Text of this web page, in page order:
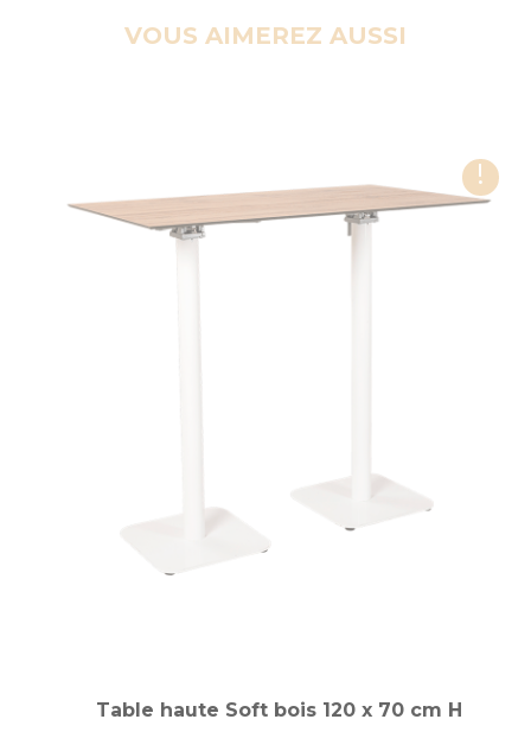
VOUS AIMEREZ AUSSI
!
Table haute Soft bois 120 x 70 cm H